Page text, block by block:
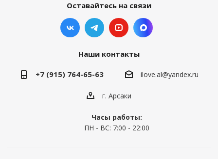
Оставайтесь на связи
Наши контакты
+7 (915) 764-65-63 ilove.al@yandex.ru
г. Арсаки
Часы работы:
ПН - ВС: 7:00 - 22:00